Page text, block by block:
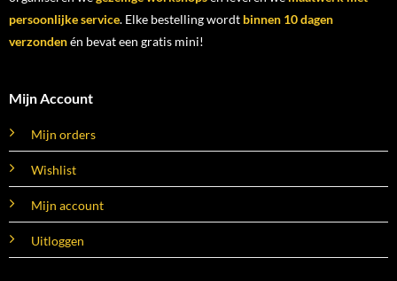
persoonlijke service. Elke bestelling wordt binnen 10 dagen
verzondenén bevat een gratis mini!
Mijn Account
Mijn orders
Wishlist
Mijn account
Uitloggen